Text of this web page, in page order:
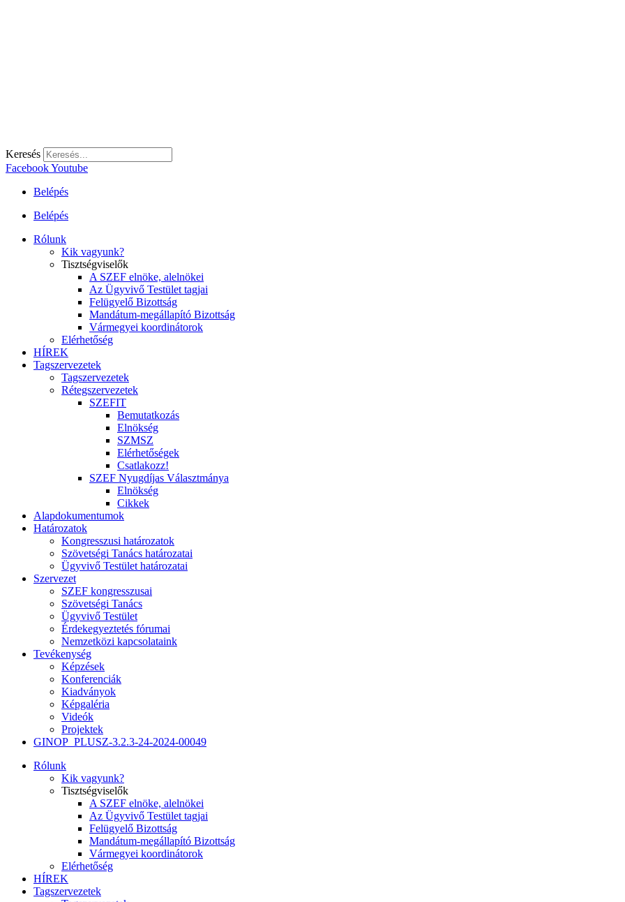
Keresés
FacebookYoutube
Belépés
Belépés
Rólunk
Kik vagyunk?
Tisztségviselők
A SZEF elnöke, alelnökei
Az Ügyvivő Testület tagjai
Felügyelő Bizottság
Mandátum-megállapító Bizottság
Vármegyei koordinátorok
Elérhetőség
HÍREK
Tagszervezetek
Tagszervezetek
Rétegszervezetek
SZEFIT
Bemutatkozás
Elnökség
SZMSZ
Elérhetőségek
Csatlakozz!
SZEF Nyugdíjas Választmánya
Elnökség
Cikkek
Alapdokumentumok
Határozatok
Kongresszusi határozatok
Szövetségi Tanács határozatai
Ügyvivő Testület határozatai
Szervezet
SZEF kongresszusai
Szövetségi Tanács
Ügyvivő Testület
Érdekegyeztetés fórumai
Nemzetközi kapcsolataink
Tevékenység
Képzések
Konferenciák
Kiadványok
Képgaléria
Videók
Projektek
GINOP_PLUSZ-3.2.3-24-2024-00049
Rólunk
Kik vagyunk?
Tisztségviselők
A SZEF elnöke, alelnökei
Az Ügyvivő Testület tagjai
Felügyelő Bizottság
Mandátum-megállapító Bizottság
Vármegyei koordinátorok
Elérhetőség
HÍREK
Tagszervezetek